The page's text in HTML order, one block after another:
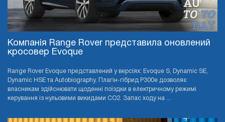
Компанія Range Rover представила оновлений
кросовер Evoque
Range Rover Evoque представлений у версіях: Evoque S, Dynamic SE,
Dynamic HSE та Autobiography. Плагін-гібрид P300e дозволяє
власникам здійснювати щоденні поїздки в електричному режимі
керування із нульовими викидами CO2. Запас ходу на ...